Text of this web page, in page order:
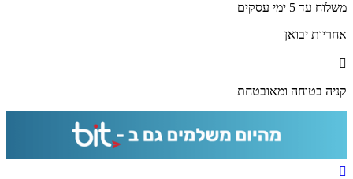
קנבס
זכוכית
משלוח עד 5 ימי עסקים
אחריות יבואן
קניה בטוחה ומאובטחת